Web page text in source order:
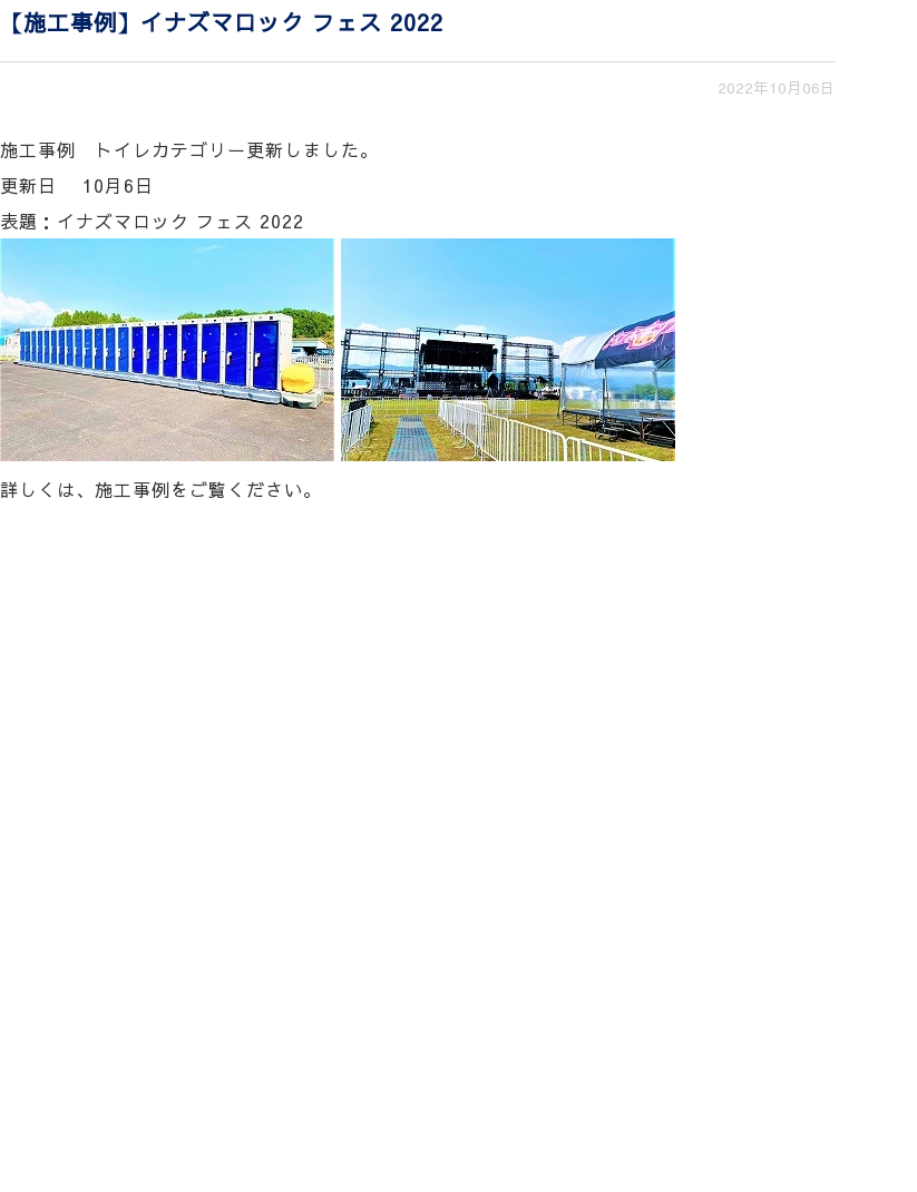
【施工事例】イナズマロック フェス 2022
2022年10月06日
施工事例 トイレカテゴリー更新しました。
更新日 10月6日
表題：イナズマロック フェス 2022
詳しくは、施工事例をご覧ください。